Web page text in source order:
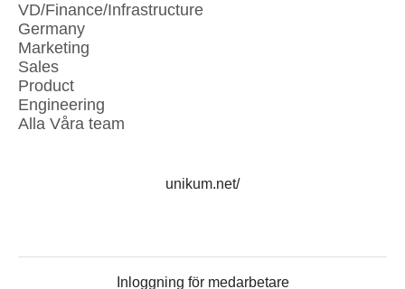
VD/Finance/Infrastructure
Germany
Marketing
Sales
Product
Engineering
Alla Våra team
unikum.net/
Inloggning för medarbetare